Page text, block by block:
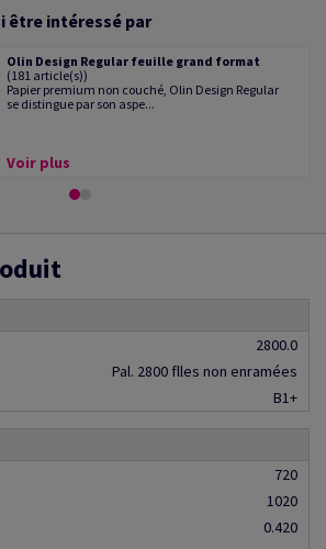
être intéressé par
Olin Design Regular feuille grand format
(181 article(s))
Papier premium non couché, Olin Design Regular
se distingue par son aspe...
Voir plus
2800.0
Pal. 2800 flles non enramées
B1+
720
1020
0.420